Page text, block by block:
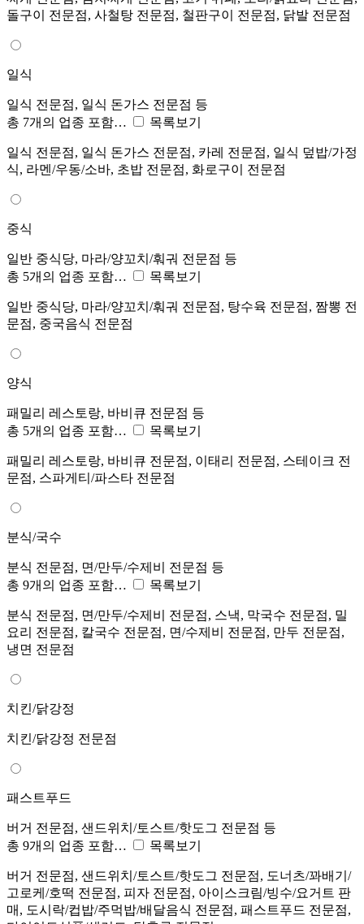
돌구이 전문점, 사철탕 전문점, 철판구이 전문점, 닭발 전문점
일식
일식 전문점, 일식 돈가스 전문점 등
총 7개의 업종 포함…
목록보기
일식 전문점, 일식 돈가스 전문점, 카레 전문점, 일식 덮밥/가정
식, 라멘/우동/소바, 초밥 전문점, 화로구이 전문점
중식
일반 중식당, 마라/양꼬치/훠궈 전문점 등
총 5개의 업종 포함…
목록보기
일반 중식당, 마라/양꼬치/훠궈 전문점, 탕수육 전문점, 짬뽕 전
문점, 중국음식 전문점
양식
패밀리 레스토랑, 바비큐 전문점 등
총 5개의 업종 포함…
목록보기
패밀리 레스토랑, 바비큐 전문점, 이태리 전문점, 스테이크 전
문점, 스파게티/파스타 전문점
분식/국수
분식 전문점, 면/만두/수제비 전문점 등
총 9개의 업종 포함…
목록보기
분식 전문점, 면/만두/수제비 전문점, 스낵, 막국수 전문점, 밀
요리 전문점, 칼국수 전문점, 면/수제비 전문점, 만두 전문점,
냉면 전문점
치킨/닭강정
치킨/닭강정 전문점
패스트푸드
버거 전문점, 샌드위치/토스트/핫도그 전문점 등
총 9개의 업종 포함…
목록보기
버거 전문점, 샌드위치/토스트/핫도그 전문점, 도너츠/꽈배기/
고로케/호떡 전문점, 피자 전문점, 아이스크림/빙수/요거트 판
매, 도시락/컵밥/주먹밥/배달음식 전문점, 패스트푸드 전문점,